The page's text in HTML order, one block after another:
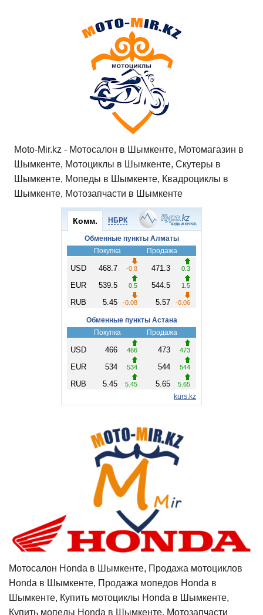
Moto-Mir.kz - Мотосалон в Шымкенте, Мотомагазин в
Шымкенте, Мотоциклы в Шымкенте, Скутеры в
Шымкенте, Мопеды в Шымкенте, Квадроциклы в
Шымкенте, Мотозапчасти в Шымкенте
Мотосалон Honda в Шымкенте, Продажа мотоциклов
Honda в Шымкенте, Продажа мопедов Honda в
Шымкенте, Купить мотоциклы Honda в Шымкенте,
Купить мопеды Honda в Шымкенте, Мотозапчасти